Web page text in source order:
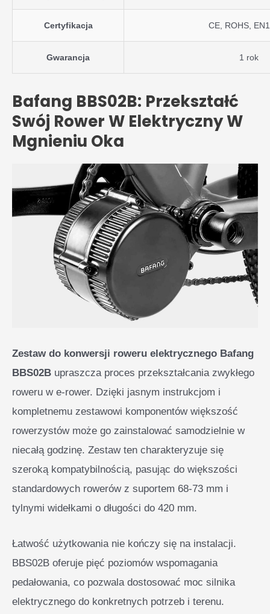
Certyfikacja CE, ROHS,
Gwarancja 1 rok
Bafang BBS02B: Przekształć
Swój Rower W Elektryczny W
Mgnieniu Oka
Zestaw do konwersji roweru elektrycznego Bafang
BBS02B upraszcza proces przekształcania zwykłego
roweru w e-rower. Dzięki jasnym instrukcjom i
kompletnemu zestawowi komponentów większość
rowerzystów może go zainstalować samodzielnie w
niecałą godzinę. Zestaw ten charakteryzuje się
szeroką kompatybilnością, pasując do większości
standardowych rowerów z suportem 68-73 mm i
tylnymi widełkami o długości do 420 mm.
Łatwość użytkowania nie kończy się na instalacji.
BBS02B oferuje pięć poziomów wspomagania
pedałowania, co pozwala dostosować moc silnika
elektrycznego do konkretnych potrzeb i terenu.